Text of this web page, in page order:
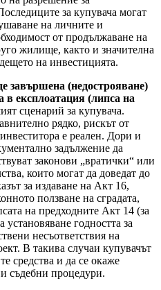
за купувача могат
на личните и
от продължаване на
жилище, както и значителна
на инвестицията.
завършена (недострояване)
в експлоатация (липса на
сценарий за купувача.
рядко, рискът от
е реален. Дори и
задължение да
законови „вратички“ или
които могат да доведат до
за издаване на Акт 16,
ползване на сградата,
на предходните Акт 14 (за
годността за
несъответствия на
В такива случаи купувачът
средства и да се окаже
съдебни процедури.